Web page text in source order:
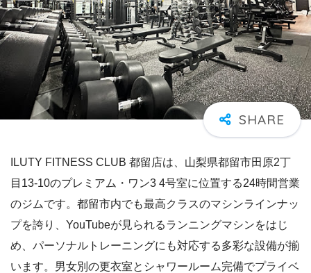
ILUTY FITNESS CLUB 都留店は、山梨県都留市田原2丁
目13-10のプレミアム・ワン3 4号室に位置する24時間営業
のジムです。都留市内でも最高クラスのマシンラインナッ
プを誇り、YouTubeが見られるランニングマシンをはじ
め、パーソナルトレーニングにも対応する多彩な設備が揃
います。男女別の更衣室とシャワールーム完備でプライベ